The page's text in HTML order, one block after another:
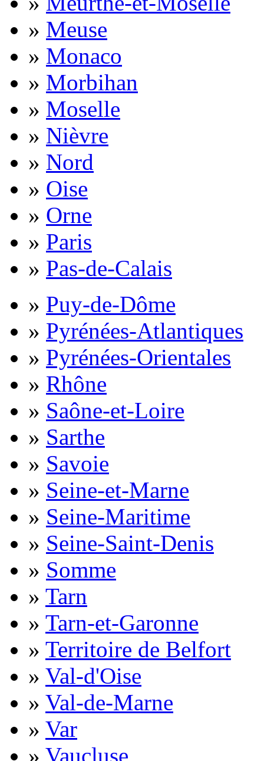
» Meuse
» Monaco
» Morbihan
» Moselle
» Nièvre
» Nord
» Oise
» Orne
» Paris
» Pas-de-Calais
» Puy-de-Dôme
» Pyrénées-Atlantiques
» Pyrénées-Orientales
» Rhône
» Saône-et-Loire
» Sarthe
» Savoie
» Seine-et-Marne
» Seine-Maritime
» Seine-Saint-Denis
» Somme
» Tarn
» Tarn-et-Garonne
» Territoire de Belfort
» Val-d'Oise
» Val-de-Marne
» Var
» Vaucluse